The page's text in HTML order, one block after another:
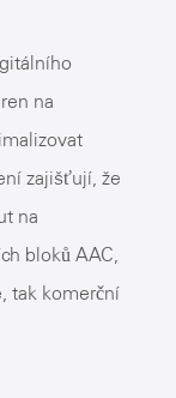
na
zajišťují, že
na
bloků AAC,
tak komerční